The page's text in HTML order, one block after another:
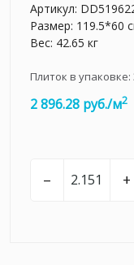
Артикул:
Размер: 119.5*60
Вес: 42.65 кг
Плиток в упаковке:
2 896.28 руб./м2
– +